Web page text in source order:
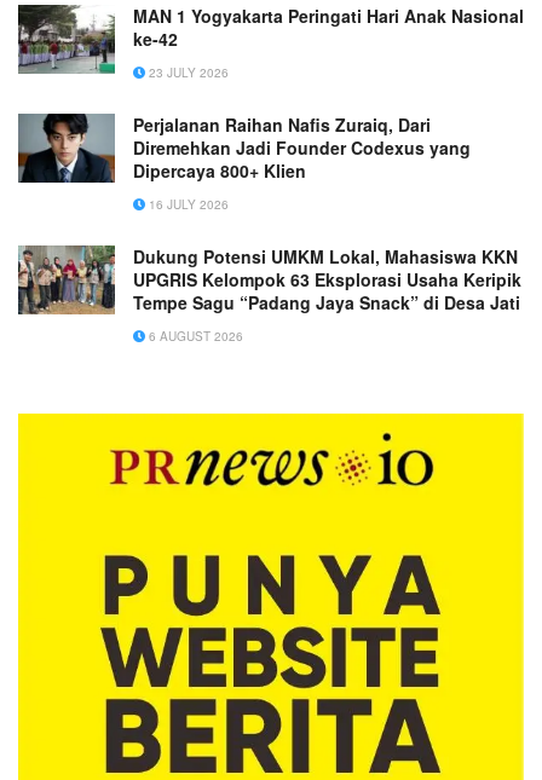
MAN 1 Yogyakarta Peringati Hari Anak Nasional
ke-42
23 JULY 2026
Perjalanan Raihan Nafis Zuraiq, Dari
Diremehkan Jadi Founder Codexus yang
Dipercaya 800+ Klien
16 JULY 2026
Dukung Potensi UMKM Lokal, Mahasiswa KKN
UPGRIS Kelompok 63 Eksplorasi Usaha Keripik
Tempe Sagu “Padang Jaya Snack” di Desa Jati
6 AUGUST 2026